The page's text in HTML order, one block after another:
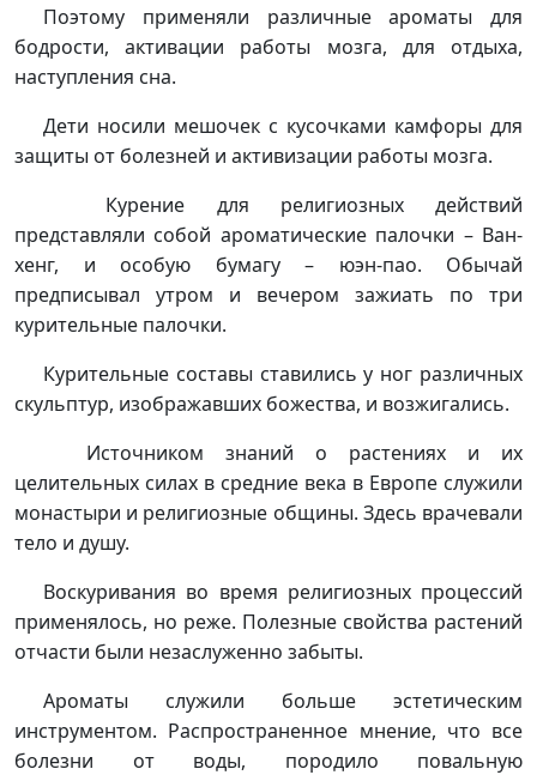
Поэтому применяли различные ароматы для
бодрости, активации работы мозга, для отдыха,
наступления сна.
Дети носили мешочек с кусочками камфоры для
защиты от болезней и активизации работы мозга.
Курение для религиозных действий
представляли собой ароматические палочки – Ван-
хенг, и особую бумагу – юэн-пао. Обычай
предписывал утром и вечером зажиать по три
курительные палочки.
Курительные составы ставились у ног различных
скульптур, изображавших божества, и возжигались.
Источником знаний о растениях и их
целительных силах в средние века в Европе служили
монастыри и религиозные общины. Здесь врачевали
тело и душу.
Воскуривания во время религиозных процессий
применялось, но реже. Полезные свойства растений
отчасти были незаслуженно забыты.
Ароматы служили больше эстетическим
инструментом. Распространенное мнение, что все
болезни от воды, породило повальную